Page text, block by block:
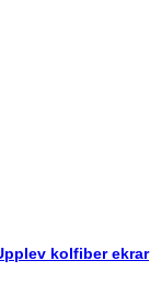
kolfiber ekrar